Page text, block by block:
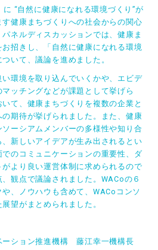
に “自然に健康になれる環境づくり”が
健康まちづくりへの社会からの関心
ネルディスカッションでは、健康ま
招きし、「自然に健康になれる環境
いて、議論を進めました。
環境を取り込んでいくかや、エビデ
ッチングなどが課題として挙げら
て、健康まちづくりを複数の企業と
期待が挙げられました。また、健康
ーシアムメンバーの多様性や知り合
新しいアイデアが生み出されるとい
のコミュニケーションの重要性、ダ
より良い運営体制に求められるので
観点で議論されました。WACoの６
、ノウハウも含めて、WACoコンソ
望がまとめられました。
ーション推進機構 藤江幸一機構長